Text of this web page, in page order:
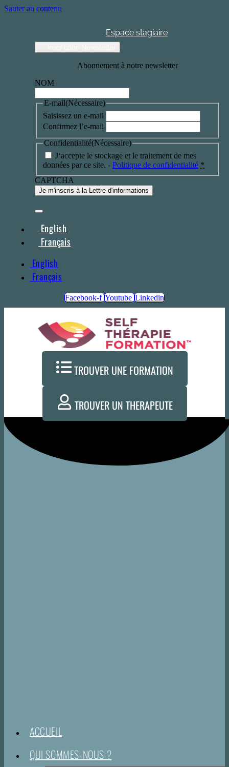
Sauter au contenu
Espace stagiaire
Abonnement à notre newsletter
NOM
E-mail(Nécessaire)
Saisissez un e-mail
Confirmez l’e-mail
Confidentialité(Nécessaire)
J‘accepte le stockage et le traitement de mes
données par ce site. - Politique de confidentialité *
CAPTCHA
English
Français
English
Français
Facebook-f Youtube Linkedin
TROUVER UNE FORMATION
TROUVER UN THERAPEUTE
ACCUEIL
QUI SOMMES-NOUS ?